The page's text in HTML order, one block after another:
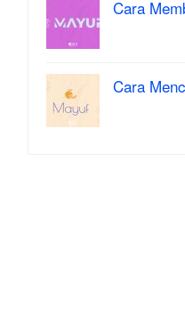
Cara
Cara